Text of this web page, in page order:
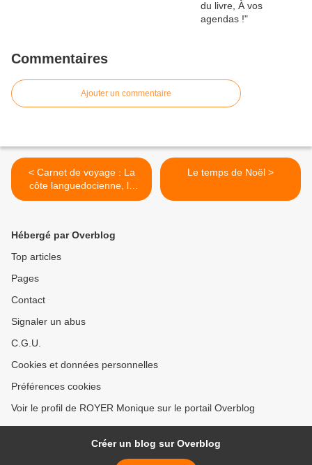
Commentaires
Ajouter un commentaire
< Carnet de voyage : La
côte languedocienne, la
Camargue gardoise
Le temps de Noël >
Hébergé par Overblog
Top articles
Pages
Contact
Signaler un abus
C.G.U.
Cookies et données personnelles
Préférences cookies
Voir le profil de ROYER Monique sur le portail Overblog
Créer un blog sur Overblog